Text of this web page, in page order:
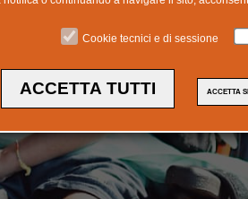
Cookie tecnici e di sessione
ACCETTA TUTTI ACCETTA